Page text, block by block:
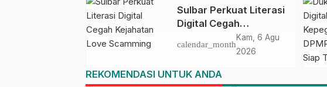
Sulbar Perkuat Literasi
Digital Cegah
Kejahatan Love
Scamming
calendar_month
Kam, 6 Agu
2026
REKOMENDASI UNTUK ANDA